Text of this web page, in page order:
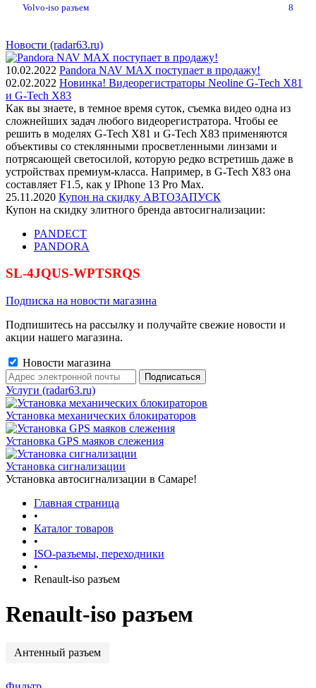
Volvo-iso разъем 8
Новости (radar63.ru)
10.02.2022 Pandora NAV MAX поступает в продажу!
02.02.2022 Новинка! Видеорегистраторы Neoline G-Tech X81
и G-Tech X83
Как вы знаете, в темное время суток, съемка видео одна из
сложнейших задач любого видеорегистратора. Чтобы ее
решить в моделях G-Tech X81 и G-Tech X83 применяются
объективы со стеклянными просветленными линзами и
потрясающей светосилой, которую редко встретишь даже в
устройствах премиум-класса. Например, в G-Tech X83 она
составляет F1.5, как у IPhone 13 Pro Max.
25.11.2020 Купон на скидку АВТОЗАПУСК
Купон на скидку элитного бренда автосигнализации:
PANDECT
PANDORA
SL-4JQUS-WPTSRQS
Подписка на новости магазина
Подпишитесь на рассылку и получайте свежие новости и
акции нашего магазина.
Новости магазина
Услуги (radar63.ru)
Установка механических блокираторов
Установка GPS маяков слежения
Установка сигнализации
Установка автосигнализации в Самаре!
Главная страница
•
Каталог товаров
•
ISO-разъемы, переходники
•
Renault-iso разъем
Renault-iso разъем
Антенный разъем